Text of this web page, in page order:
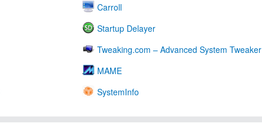
Carroll
Startup Delayer
Tweaking.com – Advanced System Tweaker
MAME
SystemInfo